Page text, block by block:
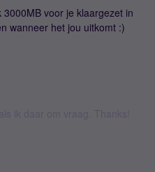
voor je klaargezet in
wanneer het jou uitkomt :)